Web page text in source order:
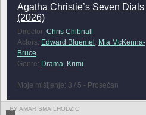
Agatha Christie’s Seven Dials
(2026)
Director: Chris Chibnall
Actors: Edward Bluemel , Mia McKenna-
Bruce
Genre: Drama, Krimi
Moje mišljenje: 3 / 5 - Prosečan
BY AMAR SMAILHODZIC